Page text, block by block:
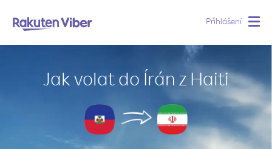
Přihlášení
Jak volat do Írán z Haiti